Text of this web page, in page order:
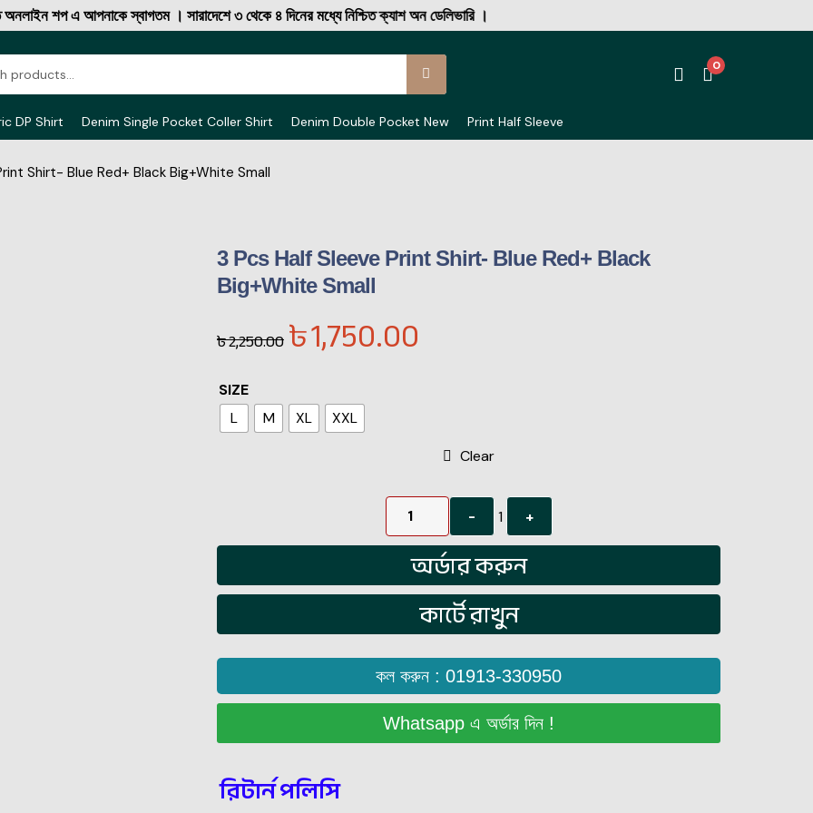
শপ এ আপনাকে স্বাগতম । সারাদেশে ৩ থেকে ৪ দিনের মধ্যে নিশ্চিত ক্যাশ অন ডেলিভারি ।
0
DP Shirt Denim Single Pocket Coller Shirt Denim Double Pocket New Print Half Sleeve
Shirt- Blue Red+ Black Big+White Small
3 Pcs Half Sleeve Print Shirt- Blue Red+ Black
Big+White Small
৳2,250.00৳1,750.00
SIZE
L
M XL
XXL
Clear
- 1 +
অর্ডার করুন
কার্টে রাখুন
কল করুন : 01913-330950
Whatsapp এ অর্ডার দিন !
রিটার্ন পলিসি